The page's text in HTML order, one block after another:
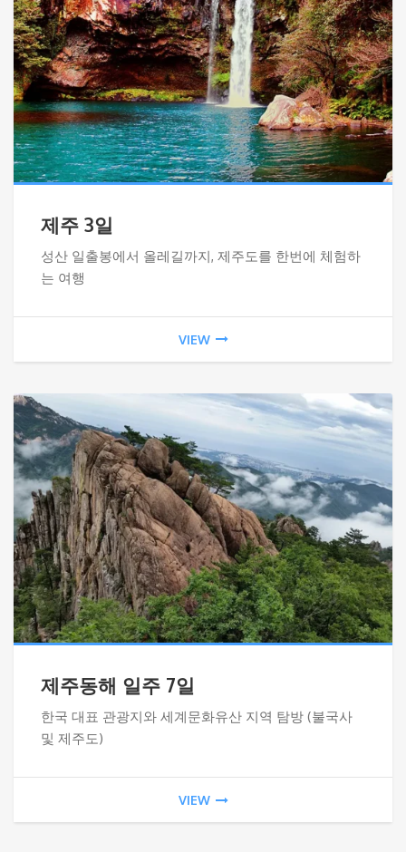
제주 3일
성산 일출봉에서 올레길까지, 제주도를 한번에 체험하
는 여행
VIEW
제주동해 일주 7일
한국 대표 관광지와 세계문화유산 지역 탐방 (불국사
및 제주도)
VIEW